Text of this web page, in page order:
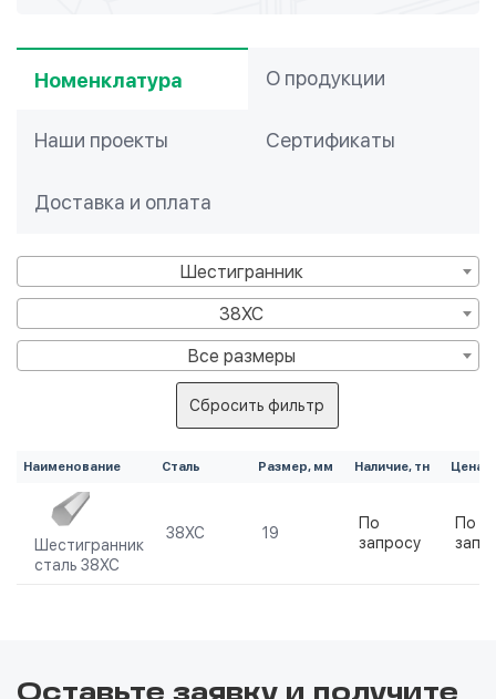
Номенклатура О продукции
Наши проекты Сертификаты
Доставка и оплата
Шестигранник
38ХС
Все размеры
Сбросить фильтр
Наименование Сталь Размер, мм Наличие, тн Цена,
Шестигранник
сталь 38ХС
38ХС 19
По
запросу
По